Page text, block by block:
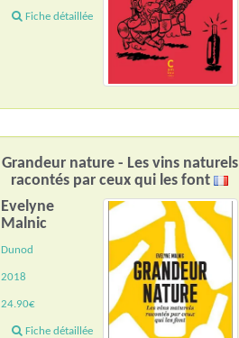
Fiche détaillée
Grandeur nature - Les vins naturels
racontés par ceux qui les font
Evelyne
Malnic
Dunod
2018
24.90€
Fiche détaillée